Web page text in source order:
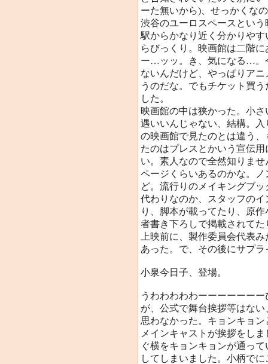
ーた無いから)、せっかくな
渋谷のユーロスペースとい
駅からかなり近く分かりや
らびっくり。映画館は二階
ー…ッッ。き、気になる…。
ないんだけど、やっぱりア
うのだな。でもチケット買
した。
映画館の中は狭かった。小
遇いいんじゃない、結構。
の映画館で見たのとは違う
たのはプレスとかいう宣伝
い。素人なので全然知りま
ページくらいあるのかな。
ど。流行りのメイキングブ
代わりなのか、スタッフの
り、脚本が載ってたり、原
者書き下ろしで掲載されて
上映前に、製作委員会代表
あった。で、その後にサプラ
小泉今日子、登場。
うわわわわわーーーーーー
が、公式で舞台挨拶等はな
思わなかった。キョンキョ
メインキャストが挨拶をし
ぐ横をキョンキョンが通っ
してしまいました。小柄で